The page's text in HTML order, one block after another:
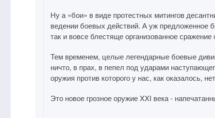
Ну а «бои» в виде протестных митингов
ведении боевых действий. А уж предложенное
так и вовсе блестяще организованное
Тем временем, целые легендарные боевые
ничто, в прах, в пепел под ударами
оружия против которого у нас, как оказалось,
Это новое грозное оружие XXI века -